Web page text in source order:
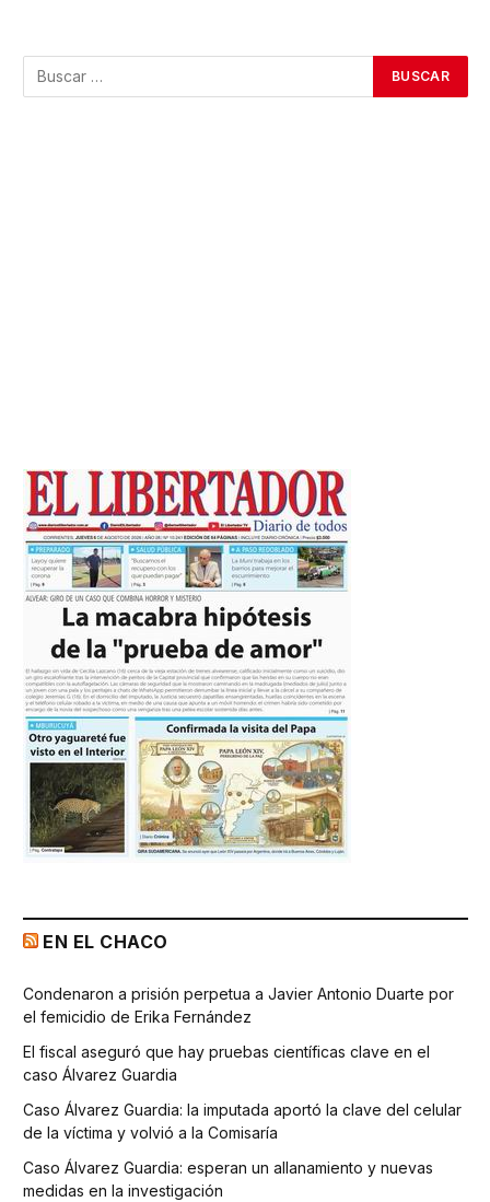
EN EL CHACO
Condenaron a prisión perpetua a Javier Antonio Duarte por
el femicidio de Erika Fernández
El fiscal aseguró que hay pruebas científicas clave en el
caso Álvarez Guardia
Caso Álvarez Guardia: la imputada aportó la clave del celular
de la víctima y volvió a la Comisaría
Caso Álvarez Guardia: esperan un allanamiento y nuevas
medidas en la investigación